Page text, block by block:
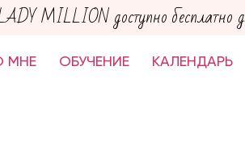
MILLION доступно бесплатно
МНЕ ОБУЧЕНИЕ КАЛЕНДАРЬ